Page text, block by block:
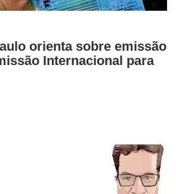
orienta sobre emissão
Internacional para